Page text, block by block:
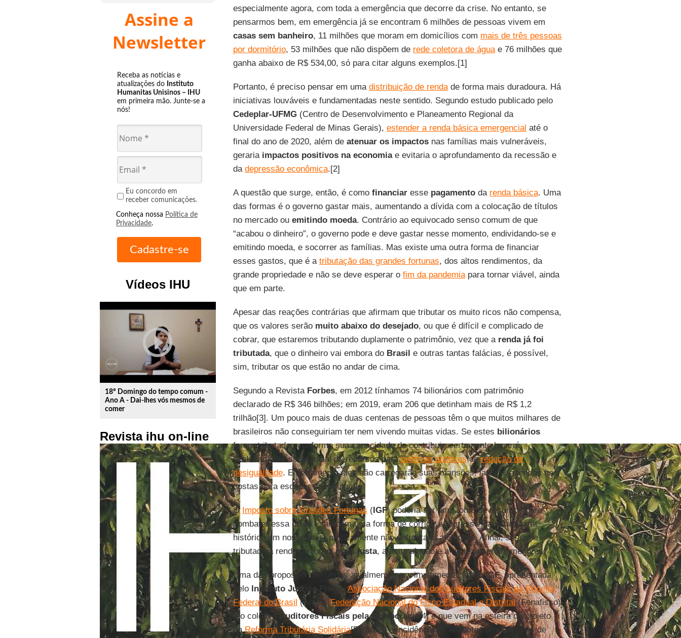
Assine a
Newsletter
Receba as notícias e
atualizações do Instituto
Humanitas Unisinos – IHU
em primeira mão. Junte-se a
nós!
Eu concordo em
receber comunicações.
Conheça nossa Política de
Privacidade.
Vídeos IHU
play_circle_outline
18º Domingo do tempo comum -
Ano A - Dai-lhes vós mesmos de
comer
Revista ihu on-line
especialmente agora, com toda a emergência que decorre da crise. No entanto, se
pensarmos bem, em emergência já se encontram 6 milhões de pessoas vivem em
casas sem banheiro, 11 milhões que moram em domicílios com mais de três pessoas
por dormitório, 53 milhões que não dispõem de rede coletora de águae 76 milhões que
ganha abaixo de R$ 534,00, só para citar alguns exemplos.[1]
Portanto, é preciso pensar em uma distribuição de rendade forma mais duradoura. Há
iniciativas louváveis e fundamentadas neste sentido. Segundo estudo publicado pelo
Cedeplar-UFMG(Centro de Desenvolvimento e Planeamento Regional da
Universidade Federal de Minas Gerais), estender a renda básica emergencial até o
final do ano de 2020, além de atenuar os impactosnas famílias mais vulneráveis,
geraria impactos positivos na economiae evitaria o aprofundamento da recessão e
da depressão econômica.[2]
A questão que surge, então, é como financiaresse pagamentoda renda básica. Uma
das formas é o governo gastar mais, aumentando a dívida com a colocação de títulos
no mercado ou emitindo moeda. Contrário ao equivocado senso comum de que
“acabou o dinheiro”, o governo pode e deve gastar nesse momento, endividando-se e
emitindo moeda, e socorrer as famílias. Mas existe uma outra forma de financiar
esses gastos, que é a tributação das grandes fortunas, dos altos rendimentos, da
grande propriedade e não se deve esperar o fim da pandemiapara tornar viável, ainda
que em parte.
Apesar das reações contrárias que afirmam que tributar os muito ricos não compensa,
que os valores serão muito abaixo do desejado, ou que é difícil e complicado de
cobrar, que estaremos tributando duplamente o patrimônio, vez que a renda já foi
tributada, que o dinheiro vai embora do Brasil e outras tantas falácias, é possível,
sim, tributar os que estão no andar de cima.
Segundo a Revista Forbes, em 2012 tínhamos 74 bilionários com patrimônio
declarado de R$ 346 bilhões; em 2019, eram 206 que detinham mais de R$ 1,2
trilhão[3]. Um pouco mais de duas centenas de pessoas têm o que muitos milhares de
brasileiros não conseguiriam ter nem vivendo muitas vidas. Se estes bilionários
forem tributados conforme sua capacidade de contribuir, certamente haverá
deslocamento substancial de recursos parapolíticas públicasderedução de
desigualdade. E certamente eles não carregarão suas mansões, iates e fazendas nas
costas para escapar da tributação.
O Imposto sobre Grandes Fortunas (IGF) poderia ser uma fonte de recursos para
combater essacrisee também uma forma de corrigir a regressividade tributária
histórica em nosso país, praticamente não enfrentada até agora. Afinal, se fosse
tributada a renda de formamais justa, a acumulação e a riqueza seriam menores.
Uma das propostas discutidas atualmente para implementação doIGF, apresentada
pelo Instituto Justiça Fiscal,Associação Nacional dos Auditores Fiscais da Receita
Federal do Brasil (Anfip),Federação Nacional do Fisco Estadual e Distrital(Fenafisco)
e o coletivo
Auditores Fiscais pela Democracia[4] e que vem na esteira do projeto
daReforma Tributária Solidária[5], prevê a incidência de alíquotas progressivas de